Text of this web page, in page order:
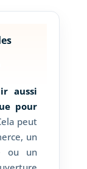
aussi
pour
peut
un
ou un